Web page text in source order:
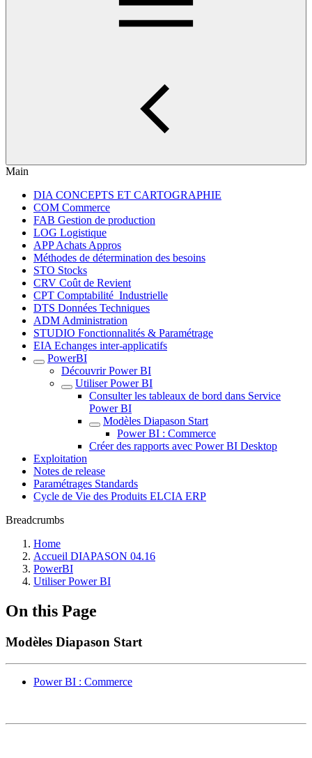
Main
DIA CONCEPTS ET CARTOGRAPHIE
COM Commerce
FAB Gestion de production
LOG Logistique
APP Achats Appros
Méthodes de détermination des besoins
STO Stocks
CRV Coût de Revient
CPT Comptabilité_Industrielle
DTS Données Techniques
ADM Administration
STUDIO Fonctionnalités & Paramétrage
EIA Echanges inter-applicatifs
PowerBI
Découvrir Power BI
Utiliser Power BI
Consulter les tableaux de bord dans Service
Power BI
Modèles Diapason Start
Power BI : Commerce
Créer des rapports avec Power BI Desktop
Exploitation
Notes de release
Paramétrages Standards
Cycle de Vie des Produits ELCIA ERP
Breadcrumbs
Home
Accueil DIAPASON 04.16
PowerBI
Utiliser Power BI
On this Page
Modèles Diapason Start
Power BI : Commerce